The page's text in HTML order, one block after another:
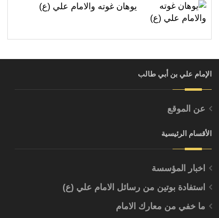
يوهان غوته والامام علي (ع)
الإمام علي بن أبي طالب
عن الموقع
الأقسام الرئيسية
اخبار المؤسسة
استفادة بوتين من رسائل الامام علي (ع)
ما خفي من معارك الامام